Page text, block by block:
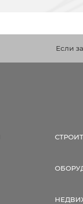
Если